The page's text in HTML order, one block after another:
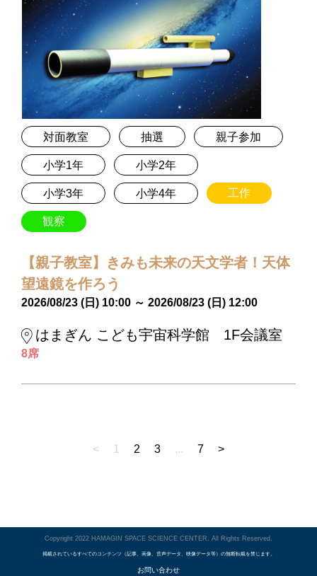
対面教室 抽選 親子参加
小学1年 小学2年
小学3年 小学4年 工作
観察
【親子教室】きみも未来の天文学者！天体
望遠鏡を作ろう
2026/08/23 (日) 10:00 ～ 2026/08/23 (日) 12:00
はまぎん こども宇宙科学館 1F会議室
8席
< 1 2 3 ... 7 >
Copyright 2022 HAMAGIN SPACE SCIENCE CENTER. All Rights Reserved.
掲載されているすべてのコンテンツ（記事、画像、音声データ、映像データ等）の無断転載を禁じます。
お問い合わせ